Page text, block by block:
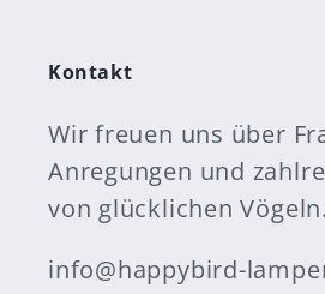
Kontakt
Wir freuen uns über
Anregungen und
von glücklichen
info@happybird-